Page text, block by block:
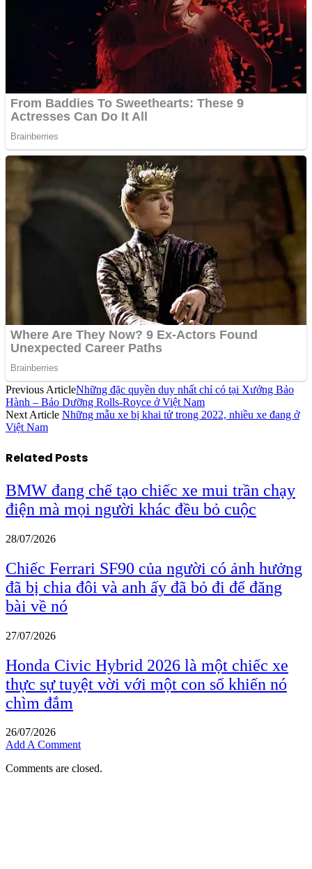
Previous ArticleNhững đặc quyền duy nhất chỉ có tại Xưởng Bảo
Hành – Bảo Dưỡng Rolls-Royce ở Việt Nam
Next Article Những mẫu xe bị khai tử trong 2022, nhiều xe đang ở
Việt Nam
Related Posts
BMW đang chế tạo chiếc xe mui trần chạy
điện mà mọi người khác đều bỏ cuộc
28/07/2026
Chiếc Ferrari SF90 của người có ảnh hưởng
đã bị chia đôi và anh ấy đã bỏ đi để đăng
bài về nó
27/07/2026
Honda Civic Hybrid 2026 là một chiếc xe
thực sự tuyệt vời với một con số khiến nó
chìm đắm
26/07/2026
Add A Comment
Comments are closed.